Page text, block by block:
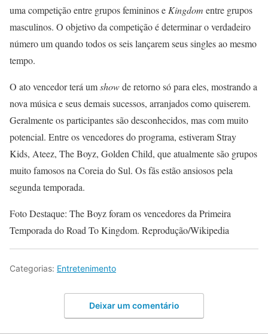
uma competição entre grupos femininos e Kingdom entre grupos
masculinos. O objetivo da competição é determinar o verdadeiro
número um quando todos os seis lançarem seus singles ao mesmo
tempo.
O ato vencedor terá umshowde retorno só para eles, mostrando a
nova música e seus demais sucessos, arranjados como quiserem.
Geralmente os participantes são desconhecidos, mas com muito
potencial. Entre os vencedores do programa, estiveram Stray
Kids, Ateez, The Boyz, Golden Child, que atualmente são grupos
muito famosos na Coreia do Sul. Os fãs estão ansiosos pela
segunda temporada.
Foto Destaque: The Boyz foram os vencedores da Primeira
Temporada do Road To Kingdom. Reprodução/Wikipedia
Categorias: Entretenimento
Deixar um comentário